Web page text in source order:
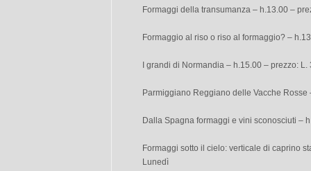
Formaggi della transumanza – h.13.00 –
Formaggio al riso o riso al formaggio? –
I grandi di Normandia – h.15.00 – prezzo: L.
Parmiggiano Reggiano delle Vacche Rosse
Dalla Spagna formaggi e vini sconosciuti –
Formaggi sotto il cielo: verticale di caprino
Lunedì